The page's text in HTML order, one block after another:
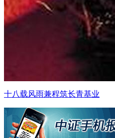
十八载风雨兼程筑长青基业